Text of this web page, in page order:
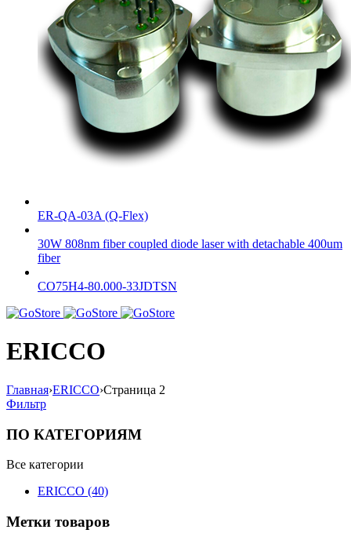
ER-QA-03A (Q-Flex)
30W 808nm fiber coupled diode laser with detachable 400um
fiber
CO75H4-80.000-33JDTSN
ERICCO
Главная›ERICCO›Страница 2
Фильтр
ПО КАТЕГОРИЯМ
Все категории
ERICCO (40)
Метки товаров